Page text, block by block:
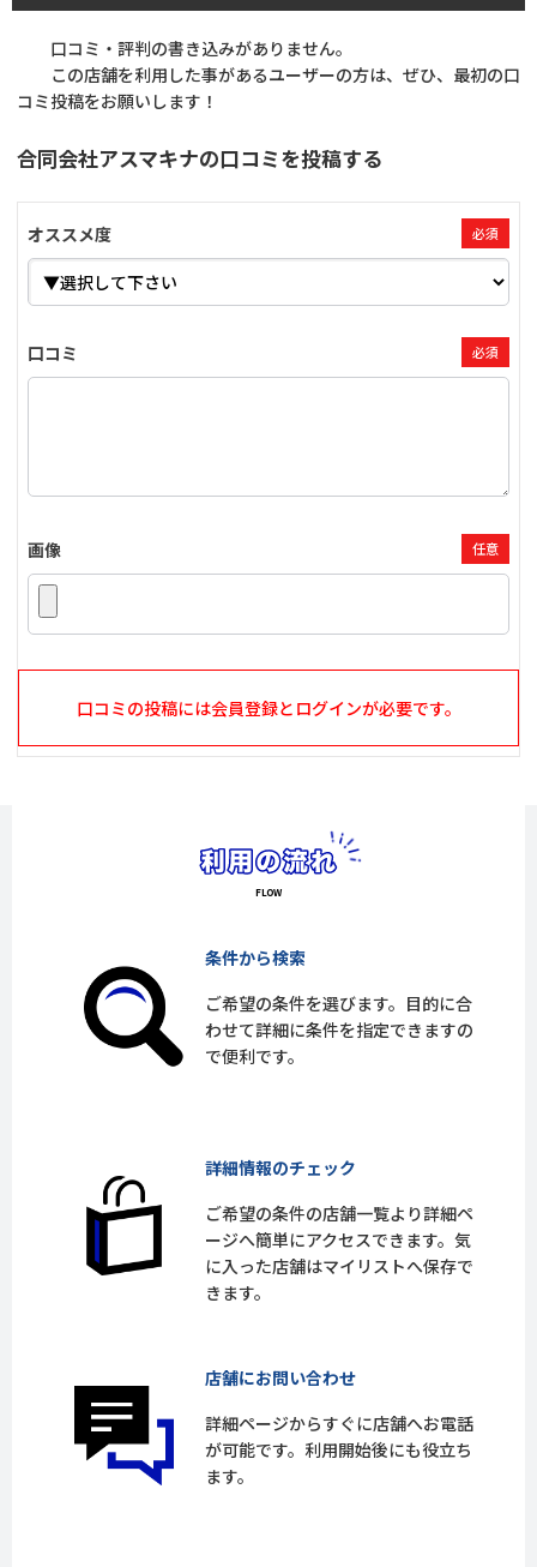
口コミ・評判の書き込みがありません。
この店舗を利用した事があるユーザーの方は、ぜひ、最初の口
コミ投稿をお願いします！
合同会社アスマキナの口コミを投稿する
オススメ度 必須
口コミ 必須
画像 任意
口コミの投稿には会員登録とログインが必要です。
条件から検索
ご希望の条件を選びます。目的に合
わせて詳細に条件を指定できますの
で便利です。
詳細情報のチェック
ご希望の条件の店舗一覧より詳細ペ
ージへ簡単にアクセスできます。気
に入った店舗はマイリストへ保存で
きます。
店舗にお問い合わせ
詳細ページからすぐに店舗へお電話
が可能です。利用開始後にも役立ち
ます。